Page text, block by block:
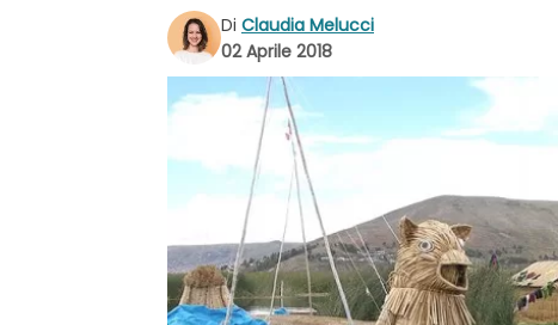
Di Claudia Melucci
02 Aprile 2018